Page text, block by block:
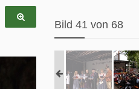
Bild 41 von 68